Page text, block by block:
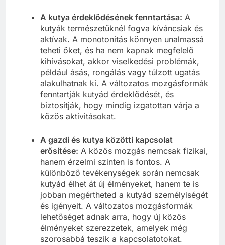
A kutya érdeklődésének fenntartása: A
kutyák természetüknél fogva kíváncsiak és
aktívak. A monotonitás könnyen unalmassá
teheti őket, és ha nem kapnak megfelelő
kihívásokat, akkor viselkedési problémák,
például ásás, rongálás vagy túlzott ugatás
alakulhatnak ki. A változatos mozgásformák
fenntartják kutyád érdeklődését, és
biztosítják, hogy mindig izgatottan várja a
közös aktivitásokat.
A gazdi és kutya közötti kapcsolat
erősítése: A közös mozgás nemcsak fizikai,
hanem érzelmi szinten is fontos. A
különböző tevékenységek során nemcsak
kutyád élhet át új élményeket, hanem te is
jobban megértheted a kutyád személyiségét
és igényeit. A változatos mozgásformák
lehetőséget adnak arra, hogy új közös
élményeket szerezzetek, amelyek még
szorosabbá teszik a kapcsolatotokat.